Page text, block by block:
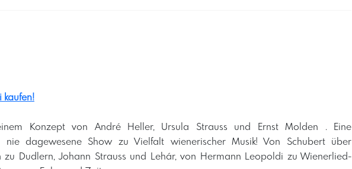
kaufen!
Konzept von André Heller, Ursula Strauss und Ernst Molden . Eine
nie dagewesene Show zu Vielfalt wienerischer Musik! Von Schubert über
zu Dudlern, Johann Strauss und Lehár, von Hermann Leopoldi zu Wienerlied-